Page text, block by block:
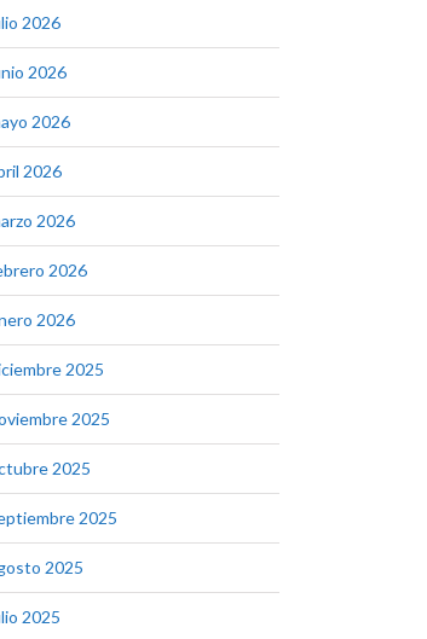
2026
2026
2026
2026
2026
2026
2026
2025
2025
2025
2025
2025
2025